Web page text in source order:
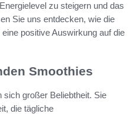
zu steigern und das
Sie uns entdecken, wie die
positive Auswirkung auf die
Smoothies
sich großer Beliebtheit. Sie
die tägliche